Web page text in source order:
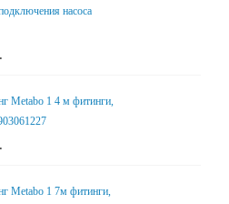
насоса
Metabo 1 4 м фитинги,
Metabo 1 7м фитинги,